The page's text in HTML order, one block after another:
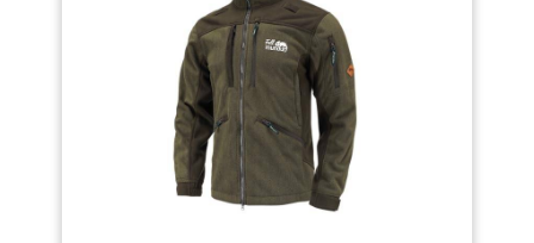
cartes en sécurité et au sec
même par mauvais temps.
Léger, silencieux et confortable
en mouvement Le matériau
doux génère très peu de bruit,
parfait pour l’affût ou la chasse
à l’approche. Très léger,
agréable à porter et offrant une
excellente liberté de
mouvement. Ensemble complet :
veste + pantalon assortis en